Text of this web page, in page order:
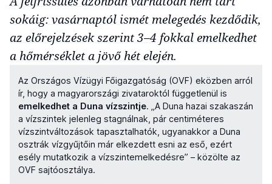
sokáig: vasárnaptól ismét melegedés kezdődik,
az előrejelzések szerint 3–4 fokkal emelkedhet
a hőmérséklet a jövő hét elején.
Az Országos Vízügyi Főigazgatóság (OVF) eközben arról
ír, hogy a magyarországi zivataroktól függetlenül is
emelkedhet a Duna vízszintje. „A Duna hazai szakaszán
a vízszintek jelenleg stagnálnak, pár centiméteres
vízszintváltozások tapasztalhatók, ugyanakkor a Duna
osztrák vízgyűjtőin már elkezdett esni az eső, ezért
esély mutatkozik a vízszintemelkedésre” – közölte az
OVF sajtóosztálya.